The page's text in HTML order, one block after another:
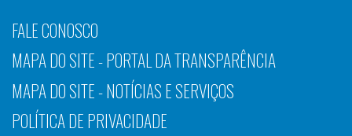
FALE CONOSCO
MAPA DO SITE - PORTAL DA TRANSPARÊNCIA
MAPA DO SITE - NOTÍCIAS E SERVIÇOS
POLÍTICA DE PRIVACIDADE